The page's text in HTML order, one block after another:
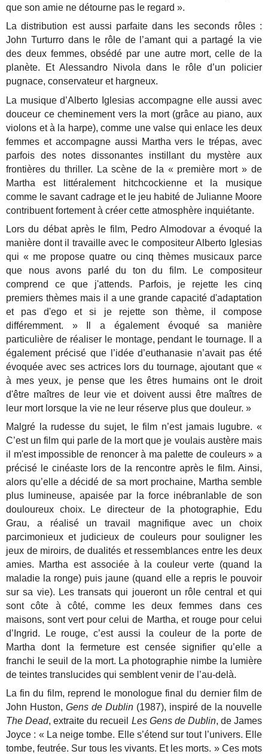
que son amie ne détourne pas le regard ».
La distribution est aussi parfaite dans les seconds rôles :
John Turturro dans le rôle de l’amant qui a partagé la vie
des deux femmes, obsédé par une autre mort, celle de la
planète. Et Alessandro Nivola dans le rôle d’un policier
pugnace, conservateur et hargneux.
La musique d’Alberto Iglesias accompagne elle aussi avec
douceur ce cheminement vers la mort (grâce au piano, aux
violons et à la harpe), comme une valse qui enlace les deux
femmes et accompagne aussi Martha vers le trépas, avec
parfois des notes dissonantes instillant du mystère aux
frontières du thriller. La scène de la « première mort » de
Martha est littéralement hitchcockienne et la musique
comme le savant cadrage et le jeu habité de Julianne Moore
contribuent fortement à créer cette atmosphère inquiétante.
Lors du débat après le film, Pedro Almodovar a évoqué la
manière dont il travaille avec le compositeur Alberto Iglesias
qui « me propose quatre ou cinq thèmes musicaux parce
que nous avons parlé du ton du film. Le compositeur
comprend ce que j'attends. Parfois, je rejette les cinq
premiers thèmes mais il a une grande capacité d'adaptation
et pas d'ego et si je rejette son thème, il compose
différemment. » Il a également évoqué sa manière
particulière de réaliser le montage, pendant le tournage. Il a
également précisé que l’idée d’euthanasie n’avait pas été
évoquée avec ses actrices lors du tournage, ajoutant que «
à mes yeux, je pense que les êtres humains ont le droit
d'être maîtres de leur vie et doivent aussi être maîtres de
leur mort lorsque la vie ne leur réserve plus que douleur. »
Malgré la rudesse du sujet, le film n’est jamais lugubre. «
C’est un film qui parle de la mort que je voulais austère mais
il m'est impossible de renoncer à ma palette de couleurs » a
précisé le cinéaste lors de la rencontre après le film. Ainsi,
alors qu’elle a décidé de sa mort prochaine, Martha semble
plus lumineuse, apaisée par la force inébranlable de son
douloureux choix. Le directeur de la photographie, Edu
Grau, a réalisé un travail magnifique avec un choix
parcimonieux et judicieux de couleurs pour souligner les
jeux de miroirs, de dualités et ressemblances entre les deux
amies. Martha est associée à la couleur verte (quand la
maladie la ronge) puis jaune (quand elle a repris le pouvoir
sur sa vie). Les transats qui joueront un rôle central et qui
sont côte à côté, comme les deux femmes dans ces
maisons, sont vert pour celui de Martha, et rouge pour celui
d’Ingrid. Le rouge, c’est aussi la couleur de la porte de
Martha dont la fermeture est censée signifier qu’elle a
franchi le seuil de la mort. La photographie nimbe la lumière
de teintes translucides qui semblent venir de l’au-delà.
La fin du film, reprend le monologue final du dernier film de
John Huston,Gens de Dublin (1987), inspiré de la nouvelle
The Dead, extraite du recueil Les Gens de Dublin, de James
Joyce : « La neige tombe. Elle s’étend sur tout l’univers. Elle
tombe, feutrée. Sur tous les vivants. Et les morts. » Ces mots